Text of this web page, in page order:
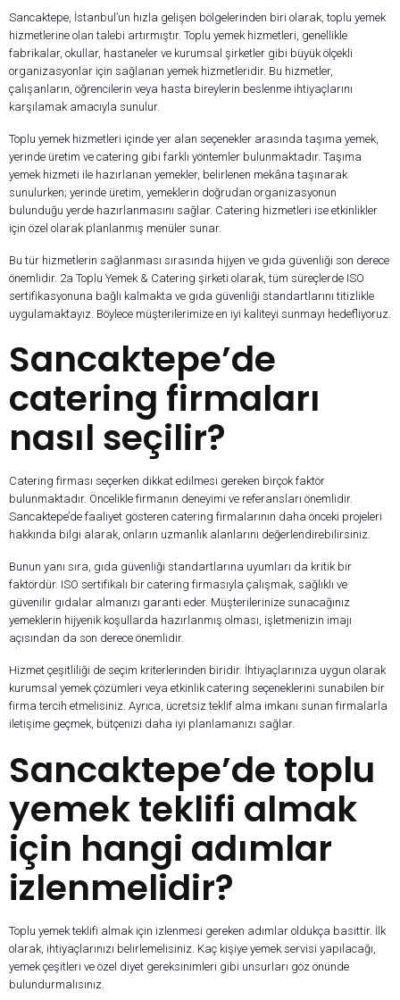
Sancaktepe, İstanbul’un hızla gelişen bölgelerinden biri olarak, toplu yemek
hizmetlerine olan talebi artırmıştır. Toplu yemek hizmetleri, genellikle
fabrikalar, okullar, hastaneler ve kurumsal şirketler gibi büyük ölçekli
organizasyonlar için sağlanan yemek hizmetleridir. Bu hizmetler,
çalışanların, öğrencilerin veya hasta bireylerin beslenme ihtiyaçlarını
karşılamak amacıyla sunulur.
Toplu yemek hizmetleri içinde yer alan seçenekler arasında taşıma yemek,
yerinde üretim ve catering gibi farklı yöntemler bulunmaktadır. Taşıma
yemek hizmeti ile hazırlanan yemekler, belirlenen mekâna taşınarak
sunulurken; yerinde üretim, yemeklerin doğrudan organizasyonun
bulunduğu yerde hazırlanmasını sağlar. Catering hizmetleri ise etkinlikler
için özel olarak planlanmış menüler sunar.
Bu tür hizmetlerin sağlanması sırasında hijyen ve gıda güvenliği son derece
önemlidir. 2a Toplu Yemek & Catering şirketi olarak, tüm süreçlerde ISO
sertifikasyonuna bağlı kalmakta ve gıda güvenliği standartlarını titizlikle
uygulamaktayız. Böylece müşterilerimize en iyi kaliteyi sunmayı hedefliyoruz.
Sancaktepe’de
catering firmaları
nasıl seçilir?
Catering firması seçerken dikkat edilmesi gereken birçok faktör
bulunmaktadır. Öncelikle firmanın deneyimi ve referansları önemlidir.
Sancaktepe’de faaliyet gösteren catering firmalarının daha önceki projeleri
hakkında bilgi alarak, onların uzmanlık alanlarını değerlendirebilirsiniz.
Bunun yanı sıra, gıda güvenliği standartlarına uyumları da kritik bir
faktördür. ISO sertifikalı bir catering firmasıyla çalışmak, sağlıklı ve
güvenilir gıdalar almanızı garanti eder. Müşterilerinize sunacağınız
yemeklerin hijyenik koşullarda hazırlanmış olması, işletmenizin imajı
açısından da son derece önemlidir.
Hizmet çeşitliliği de seçim kriterlerinden biridir. İhtiyaçlarınıza uygun olarak
kurumsal yemek çözümleri veya etkinlik catering seçeneklerini sunabilen bir
firma tercih etmelisiniz. Ayrıca, ücretsiz teklif alma imkanı sunan firmalarla
iletişime geçmek, bütçenizi daha iyi planlamanızı sağlar.
Sancaktepe’de toplu
yemek teklifi almak
için hangi adımlar
izlenmelidir?
Toplu yemek teklifi almak için izlenmesi gereken adımlar oldukça basittir. İlk
olarak, ihtiyaçlarınızı belirlemelisiniz. Kaç kişiye yemek servisi yapılacağı,
yemek çeşitleri ve özel diyet gereksinimleri gibi unsurları göz önünde
bulundurmalısınız.